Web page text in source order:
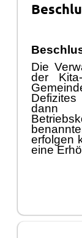
Die
der
dann
erfolgen
eine Erhö